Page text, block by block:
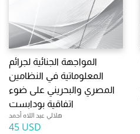
المواجهة الجنائية لجرائم
المعلوماتية في النظامين
المصري والبحريني على ضوء
اتفاقية بودابست
هلالي عبد اللاه أحمد
45 USD